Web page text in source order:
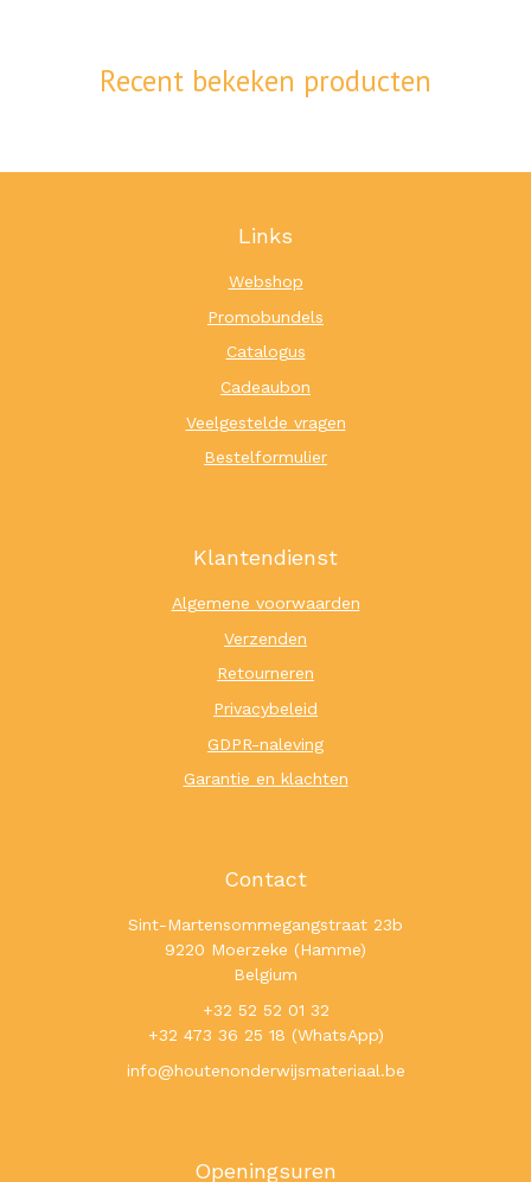
Recent bekeken producten
Links
Webshop
Promobundels
Catalogus
Cadeaubon
Veelgestelde vragen
Bestelformulier
Klantendienst
Algemene voorwaarden
Verzenden
Retourneren
Privacybeleid
GDPR-naleving
Garantie en klachten
Contact
Sint-Martensommegangstraat 23b
9220 Moerzeke (Hamme)
Belgium
+32 52 52 01 32
+32 473 36 25 18 (WhatsApp)
info@houtenonderwijsmateriaal.be
Openingsuren